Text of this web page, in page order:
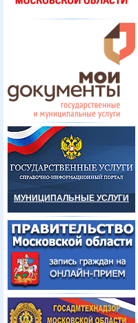
МУНИЦИПАЛЬНЫЕ УСЛУГИ